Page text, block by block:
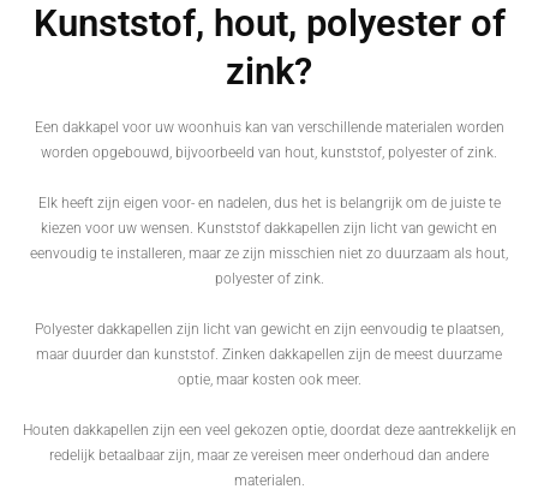
Kunststof, hout, polyester of
zink?
Een dakkapel voor uw woonhuis kan van verschillende materialen worden
worden opgebouwd, bijvoorbeeld van hout, kunststof, polyester of zink.
Elk heeft zijn eigen voor- en nadelen, dus het is belangrijk om de juiste te
kiezen voor uw wensen. Kunststof dakkapellen zijn licht van gewicht en
eenvoudig te installeren, maar ze zijn misschien niet zo duurzaam als hout,
polyester of zink.
Polyester dakkapellen zijn licht van gewicht en zijn eenvoudig te plaatsen,
maar duurder dan kunststof. Zinken dakkapellen zijn de meest duurzame
optie, maar kosten ook meer.
Houten dakkapellen zijn een veel gekozen optie, doordat deze aantrekkelijk en
redelijk betaalbaar zijn, maar ze vereisen meer onderhoud dan andere
materialen.